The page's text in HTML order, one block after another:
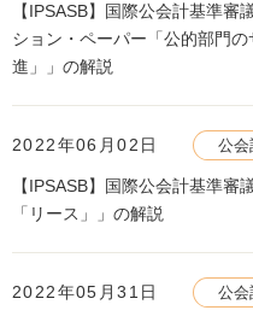
【IPSASB】国際公会計基準審
ション・ペーパー「公的部門
進」」の解説
2022年06月02日 公会
【IPSASB】国際公会計基準審
「リース」」の解説
2022年05月31日 公会